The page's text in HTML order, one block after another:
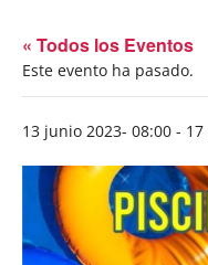
« Todos los Eventos
Este evento ha pasado.
13 junio 2023- 08:00 -